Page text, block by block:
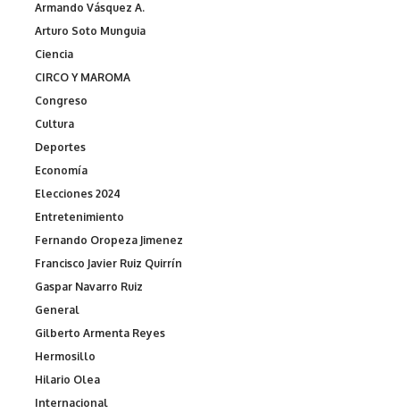
Armando Vásquez A.
Arturo Soto Munguia
Ciencia
CIRCO Y MAROMA
Congreso
Cultura
Deportes
Economía
Elecciones 2024
Entretenimiento
Fernando Oropeza Jimenez
Francisco Javier Ruiz Quirrín
Gaspar Navarro Ruiz
General
Gilberto Armenta Reyes
Hermosillo
Hilario Olea
Internacional